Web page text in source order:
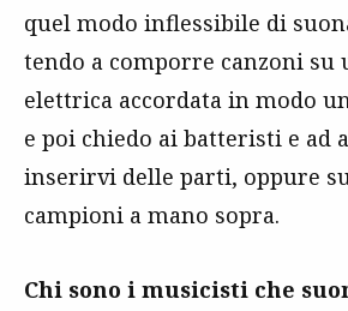
quel modo inflessibile di
tendo a comporre canzoni su
elettrica accordata in modo
e poi chiedo ai batteristi e ad
inserirvi delle parti, oppure
campioni a mano sopra.
Chi sono i musicisti che